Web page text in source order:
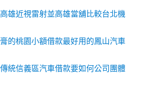
雄近視雷射並高雄當舖比較台北機
的桃園小額借款最好用的鳳山汽車
統信義區汽車借款要如何公司團體